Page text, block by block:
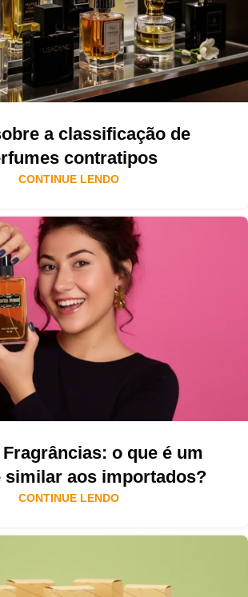
a classificação de
contratipos
CONTINUE LENDO
o que é um
similar aos importados?
CONTINUE LENDO